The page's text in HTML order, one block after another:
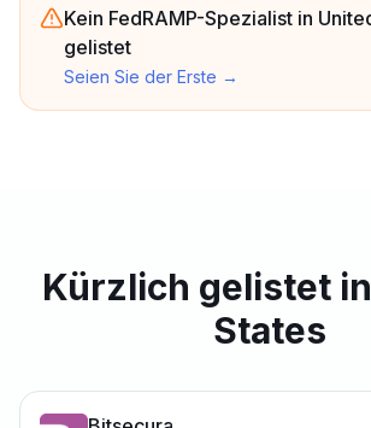
Kein FedRAMP-Spezialist in
gelistet
Seien Sie der Erste →
Kürzlich gelistet
States